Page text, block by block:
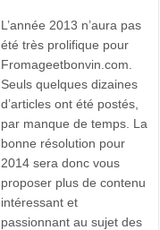
L’année 2013 n’aura pas
été très prolifique pour
Fromageetbonvin.com.
Seuls quelques dizaines
d’articles ont été postés,
par manque de temps. La
bonne résolution pour
2014 sera donc vous
proposer plus de contenu
intéressant et
passionnant au sujet des